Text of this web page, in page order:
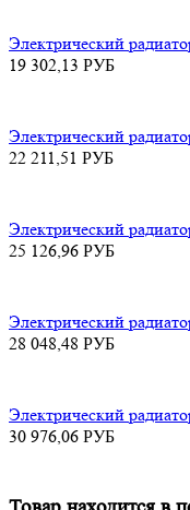
Электрический
19 302,13 РУБ
Электрический
22 211,51 РУБ
Электрический
25 126,96 РУБ
Электрический
28 048,48 РУБ
Электрический
30 976,06 РУБ